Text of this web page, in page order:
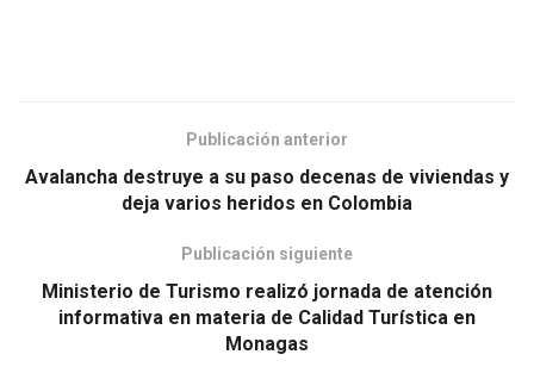
Publicación anterior
Avalancha destruye a su paso decenas de viviendas y
deja varios heridos en Colombia
Publicación siguiente
Ministerio de Turismo realizó jornada de atención
informativa en materia de Calidad Turística en
Monagas